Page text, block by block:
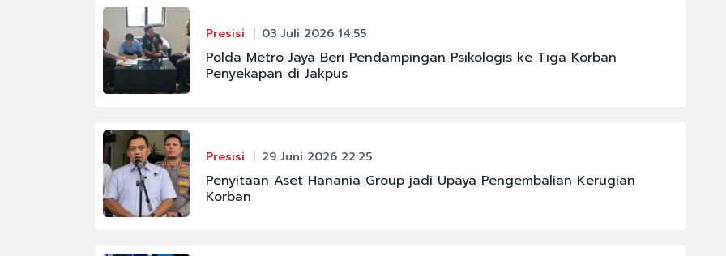
Presisi 03 Juli 2026 14:55
Polda Metro Jaya Beri Pendampingan Psikologis ke Tiga Korban
Penyekapan di Jakpus
Presisi 29 Juni 2026 22:25
Penyitaan Aset Hanania Group jadi Upaya Pengembalian Kerugian
Korban